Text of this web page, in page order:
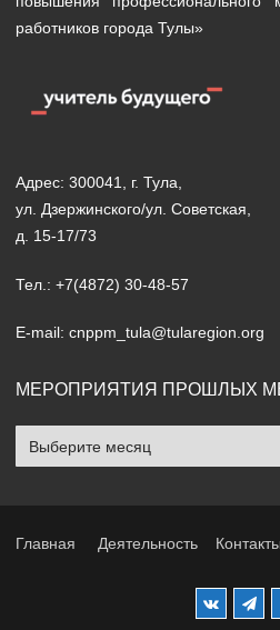
работников города Тулы»
Адрес: 300041, г. Тула,
ул. Дзержинского/ул. Советская,
д. 15-17/73
Тел.: +7(4872) 30-48-57
E-mail: cnppm_tula@tularegion.org
МЕРОПРИЯТИЯ ПРОШЛЫХ
Мероприятия
прошлых
Главная Деятельность Контакты